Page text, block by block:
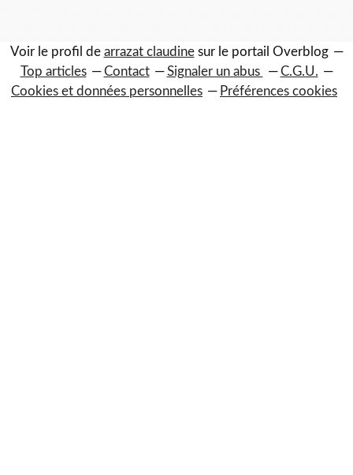
Voir le profil de arrazat claudinesur le portail Overblog
Top articles
Contact Signaler un abus
C.G.U.
Cookies et données personnelles
Préférences cookies